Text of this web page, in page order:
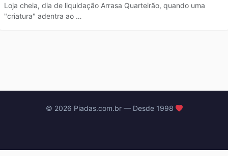
Loja cheia, dia de liquidação Arrasa Quarteirão, quando uma
"criatura" adentra ao …
© 2026 Piadas.com.br — Desde 1998